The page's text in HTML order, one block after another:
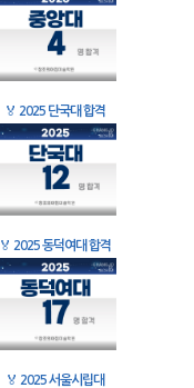
🏅 2025 단국대 합격
🏅 2025 동덕여대 합격
🏅 2025 서울시립대